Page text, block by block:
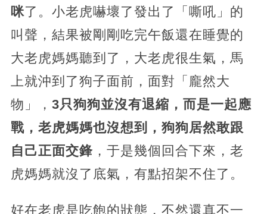
咪了。小老虎嚇壞了發出了「嘶吼」的
叫聲，結果被剛剛吃完午飯還在睡覺的
大老虎媽媽聽到了，大老虎很生氣，馬
上就沖到了狗子面前，面對「龐然大
物」， 3只狗狗並沒有退縮，而是一起應
戰，老虎媽媽也沒想到，狗狗居然敢跟
自己正面交鋒 ，于是幾個回合下來，老
虎媽媽就沒了底氣，有點招架不住了。
好在老虎是吃飽的狀態，不然還真不一